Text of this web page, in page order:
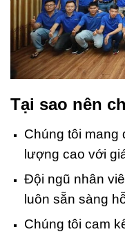
Tại sao nên
Chúng tôi mang
lượng cao với
Đội ngũ nhân
luôn sẵn sàng
Chúng tôi cam